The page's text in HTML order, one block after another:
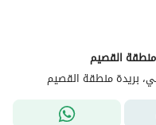
منطقة القصيم